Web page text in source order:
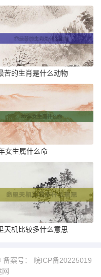
苦的生肖是什么动物
女生属什么命
天机比较多什么意思
备案号： 皖ICP备20225019
网